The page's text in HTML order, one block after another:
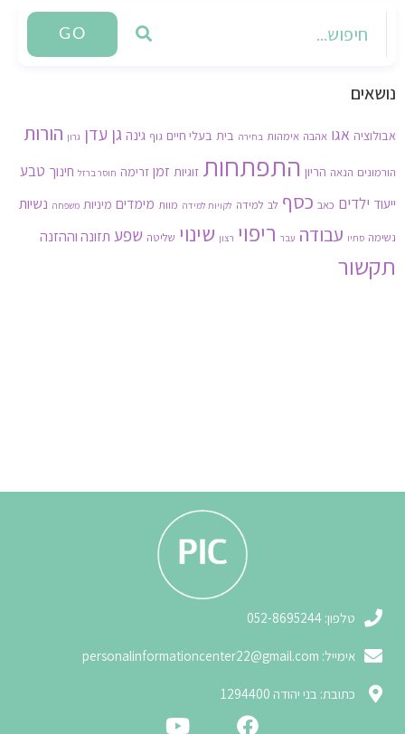
GO
נושאים
אבולוציה אגו אהבה אימהות בחירה בית בעלי חיים גוף גינה גן עדן גרון הורות
הורמונים הנאה הריון התפתחות זוגיות זמן זרימה חוסר ברזל חינוך טבע
ייעוד ילדים כאב כסף לב למידה לקויות למידה מוות מימדים מיניות משפחה נשיות
נשימה סתיו עבודה עבר ריפוי רצון שינוי שליטה שפע תזונה וההזנה
תקשור
טלפון: 052-8695244
אימייל: personalinformationcenter22@gmail.com
כתובת: בני יהודה 1294400